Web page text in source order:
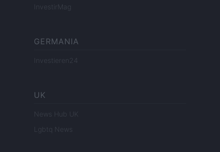
InvestirMag
GERMANIA
Investieren24
UK
News Hub UK
Lgbtq News